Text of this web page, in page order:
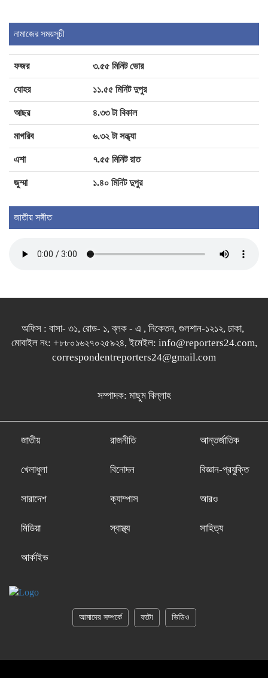
৬২.২৫ শতাংশ
এমপিওভুক্তদের নতুন শর্তের বেড়াজালে আইনগত
অধিকার থেকে বঞ্চিত করা যাবে না
অরিজিৎ হুট করেই প্লেব্যাক ছাড়েননি : আমাল
নামাজের সময়সূচী
ফজর ৩.৫৫ মিনিট ভোর
যোহর ১১.৫৫ মিনিট দুপুর
আছর ৪.৩৩ টা বিকাল
মাগরিব ৬.৩২ টা সন্ধ্যা
এশা ৭.৫৫ মিনিট রাত
জুম্মা ১.৪০ মিনিট দুপুর
জাতীয় সঙ্গীত
অফিস : বাসা- ৩১, রোড- ১, ব্লক - এ , নিকেতন, গুলশান-১২১২, ঢাকা,
মোবাইল নং: +৮৮০১৬২৭০২৫৯২৪, ইমেইল: info@reporters24.com,
correspondentreporters24@gmail.com
সম্পাদক: মাছুম বিল্লাহ
জাতীয় রাজনীতি আন্তর্জাতিক
খেলাধুলা বিনোদন বিজ্ঞান-প্রযুক্তি
সারাদেশ ক্যাম্পাস আরও
মিডিয়া স্বাস্থ্য সাহিত্য
আর্কাইভ
আমাদের সম্পর্কে ফটো ভিডিও